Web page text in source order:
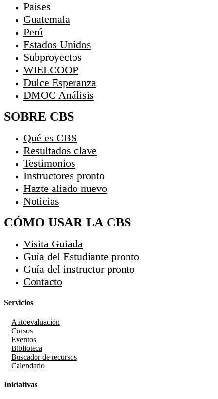
Países
Guatemala
Perú
Estados Unidos
Subproyectos
WIELCOOP
Dulce Esperanza
DMOC Análisis
SOBRE CBS
Qué es CBS
Resultados clave
Testimonios
Instructores pronto
Hazte aliado nuevo
Noticias
CÓMO USAR LA CBS
Visita Guiada
Guía del Estudiante pronto
Guía del instructor pronto
Contacto
Servicios
Autoevaluación
Cursos
Eventos
Biblioteca
Buscador de recursos
Calendario
Iniciativas